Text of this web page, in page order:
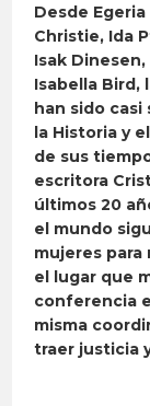
Desde
Christie, Ida
Isak Dinesen,
Isabella Bird,
han sido
la Historia y
de sus
escritora
últimos 20
el mundo
mujeres para
el lugar que
conferencia
misma
traer justicia